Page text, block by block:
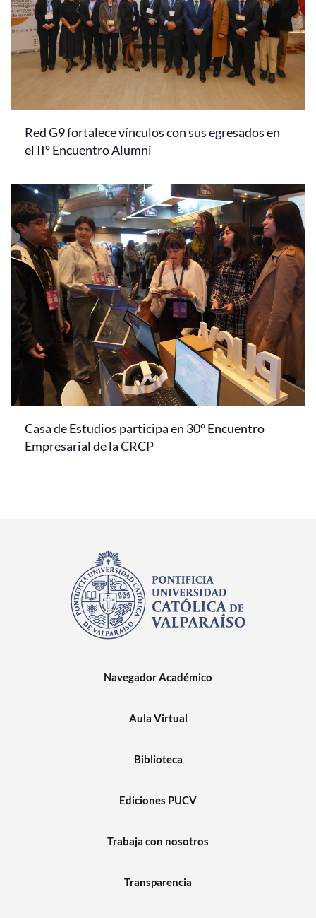
Red G9 fortalece vínculos con sus egresados en
el II° Encuentro Alumni
Casa de Estudios participa en 30° Encuentro
Empresarial de la CRCP
Navegador Académico
Aula Virtual
Biblioteca
Ediciones PUCV
Trabaja con nosotros
Transparencia